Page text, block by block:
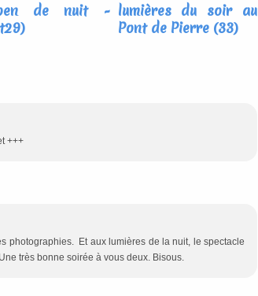
de nuit - lumières du soir au
Pont de Pierre (33)
+++
photographies. Et aux lumières de la nuit, le spectacle
très bonne soirée à vous deux. Bisous.